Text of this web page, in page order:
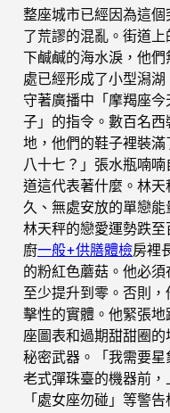
整座城市已經因為這
了荒謬的混亂。街道
下鹹鹹的海水淚，他
處已經形成了小型潟
守著廣播中「摩羯座
子」的指令。數百名
地，他們的鞋子裡裝
八十七？」張水瓶喃
道這代表著什麼。林
久、無處安放的單戀
林天秤的戀愛運勢跌
廚一般+供膳體檢房裡
的粉紅色蘑菇。他必
至少提升到零。否則
擊性的實體。他緊張地
座圖表和過期甜甜圈
秘密武器。「我需要
老式彈珠臺的機器前，
「處女座勿碰」等警